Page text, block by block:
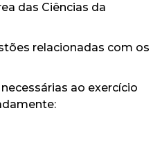
das Ciências da
relacionadas com os
ao exercício